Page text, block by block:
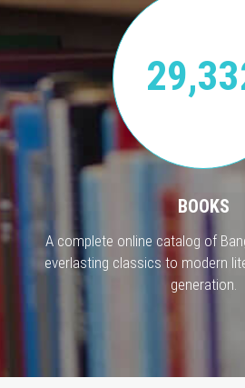
BOOKS
A complete online catalog of
everlasting classics to modern
generation.